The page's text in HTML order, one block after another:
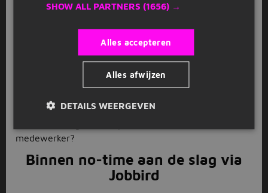
voorbij. Lekker de straat op, ervaring opdoen in de
sales en jouw verkoopskills op de proef stellen. Liever
een baantje op een vaste werkplek? Misschien is een
verkoopmedewerkerdan iets voor jou. Ook
een flexibele baan, maar dan in een winkel. En voor
degenen die fulltime aan de slag willen is er ook
Almelo. Wat dacht je bijvoorbeeld van een baan als
medewerker?
Binnen no-time aan de slag via
Jobbird
SHOW ALL PARTNERS (1656) →
Alles accepteren
Alles afwijzen
DETAILS WEERGEVEN